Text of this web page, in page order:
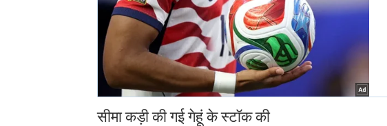
सीमा कड़ी की गई गेहूं के स्टॉक की